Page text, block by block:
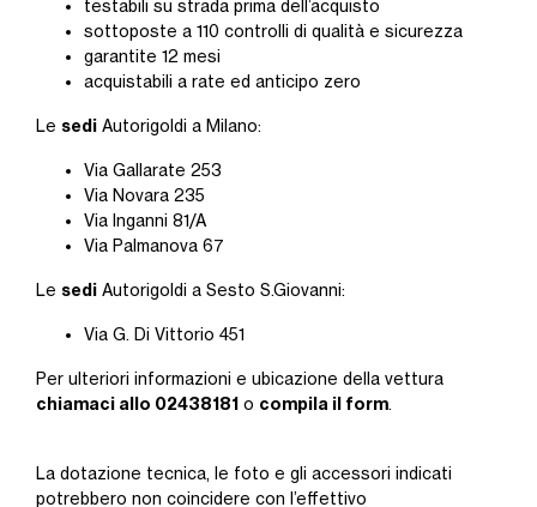
testabili su strada prima dell’acquisto
sottoposte a 110 controlli di qualità e sicurezza
garantite 12 mesi
acquistabili a rate ed anticipo zero
Le sedi Autorigoldi a Milano:
Via Gallarate 253
Via Novara 235
Via Inganni 81/A
Via Palmanova 67
Le sedi Autorigoldi a Sesto S.Giovanni:
Via G. Di Vittorio 451
Per ulteriori informazioni e ubicazione della vettura
chiamaci allo 02438181 o compila il form.
La dotazione tecnica, le foto e gli accessori indicati
potrebbero non coincidere con l’effettivo